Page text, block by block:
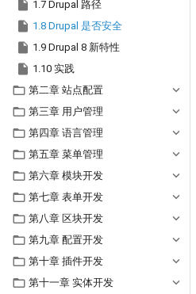
 1.7 Drupal 路径
 1.8 Drupal 是否安全
 1.9 Drupal 8 新特性
 1.10 实践
 第二章 站点配置
 第三章 用户管理
 第四章 语言管理
 第五章 菜单管理
 第六章 模块开发
 第七章 表单开发
 第八章 区块开发
 第九章 配置开发
 第十章 插件开发
 第十一章 实体开发